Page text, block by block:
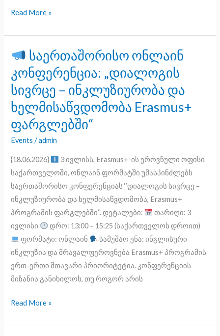
Read More »
საერთაშორისო ონლაინ
კონფერენცია: „დიალოგის
სივრცე – ინკლუზიურობა და
ხელმისაწვდომობა Erasmus+
ფარგლებში“
Events /admin
{18.06.2026}
3 ივლისს, Erasmus+-ის ეროვნული ოფისი
საქართველოში, ონლაინ ფორმატში უმასპინძლებს
საერთაშორისო კონფერენციას ‘’დიალოგის სივრცე –
ინკლუზიურობა და ხელმისაწვდომობა, Erasmus+
პროგრამის ფარგლებში’’. დეტალები:
თარიღი: 3
ივლისი
დრო: 13:00 – 15:25 (საქართველოს დროით)
ფორმატი: ონლაინ
სამუშაო ენა: ინგლისური
ინკლუზია და მრავალფეროვნება Erasmus+ პროგრამის
ერთ-ერთი მთავარი პრიორიტეტია. კონფერენციის
მიზანია განიხილოს, თუ როგორ არის
საერთაშორისო
ონლაინ
კონფერენცია:
„დიალოგის
სივრცე
–
ინკლუზიურობა
და
ხელმისაწვდომობა
Erasmus+
ფარგლებში“
Read More »